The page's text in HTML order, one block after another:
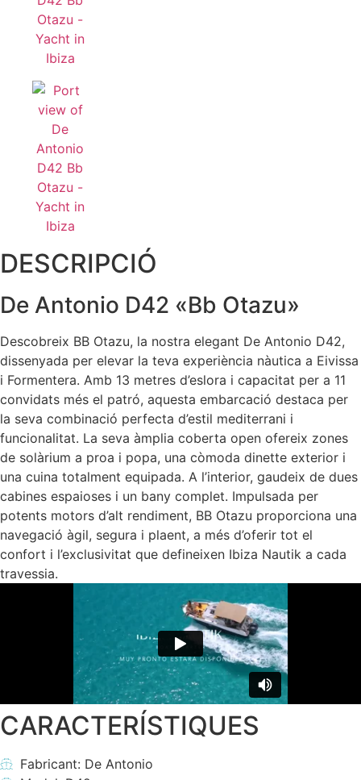
DESCRIPCIÓ
De Antonio D42 «Bb Otazu»
Descobreix BB Otazu, la nostra elegant De Antonio D42,
dissenyada per elevar la teva experiència nàutica a Eivissa
i Formentera. Amb 13 metres d’eslora i capacitat per a 11
convidats més el patró, aquesta embarcació destaca per
la seva combinació perfecta d’estil mediterrani i
funcionalitat. La seva àmplia coberta open ofereix zones
de solàrium a proa i popa, una còmoda dinette exterior i
una cuina totalment equipada. A l’interior, gaudeix de dues
cabines espaioses i un bany complet. Impulsada per
potents motors d’alt rendiment, BB Otazu proporciona una
navegació àgil, segura i plaent, a més d’oferir tot el
confort i l’exclusivitat que defineixen Ibiza Nautik a cada
travessia.
CARACTERÍSTIQUES
Fabricant: De Antonio